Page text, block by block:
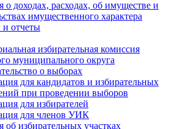
о доходах, расходах, об имуществе и
имущественного характера
отчеты
избирательная комиссия
муниципального округа
о выборах
для кандидатов и избирательных
при проведении выборов
для избирателей
для членов УИК
об избирательных участках